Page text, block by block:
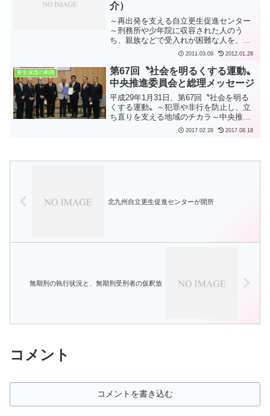
介）
～再出発を支える自立更生促進センター
～刑務所や少年院に収容された人のう
ち、親族などで受入れが困難な人を、一
定期間、国の施設に宿泊させ、保護観察
行う自立更生促進セン­ター構想。社会の
安全・安心のため、地域の...
2011.03.09 2012.01.28
更生保護の動画
第67回〝社会を明るくする運動〟
中央推進委員会と総理メッセージ
平成29年1月31日、第67回〝社会を明る
くする運動〟～犯罪や非行を防止し、立
ち直りを支える地域のチカラ～中央推進
委員会会議が開催されました。〔法務
2017.02.28 2017.08.18
北九州自立更生促進センターが開所
無期刑の執行状況と、無期刑受刑者の仮釈放
コメント
コメントを書き込む